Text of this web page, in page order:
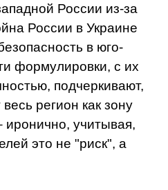
России из-за
России в Украине
в юго-
формулировки, с их
подчеркивают,
регион как зону
иронично, учитывая,
это не "риск", а